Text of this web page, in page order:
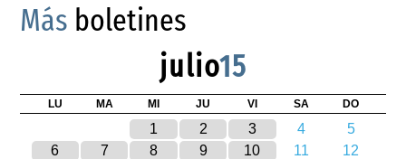
Más boletines
julio15
LU MA MI JU VI SA DO
1 2 3 4
5
6
7 8 9 10 11
12